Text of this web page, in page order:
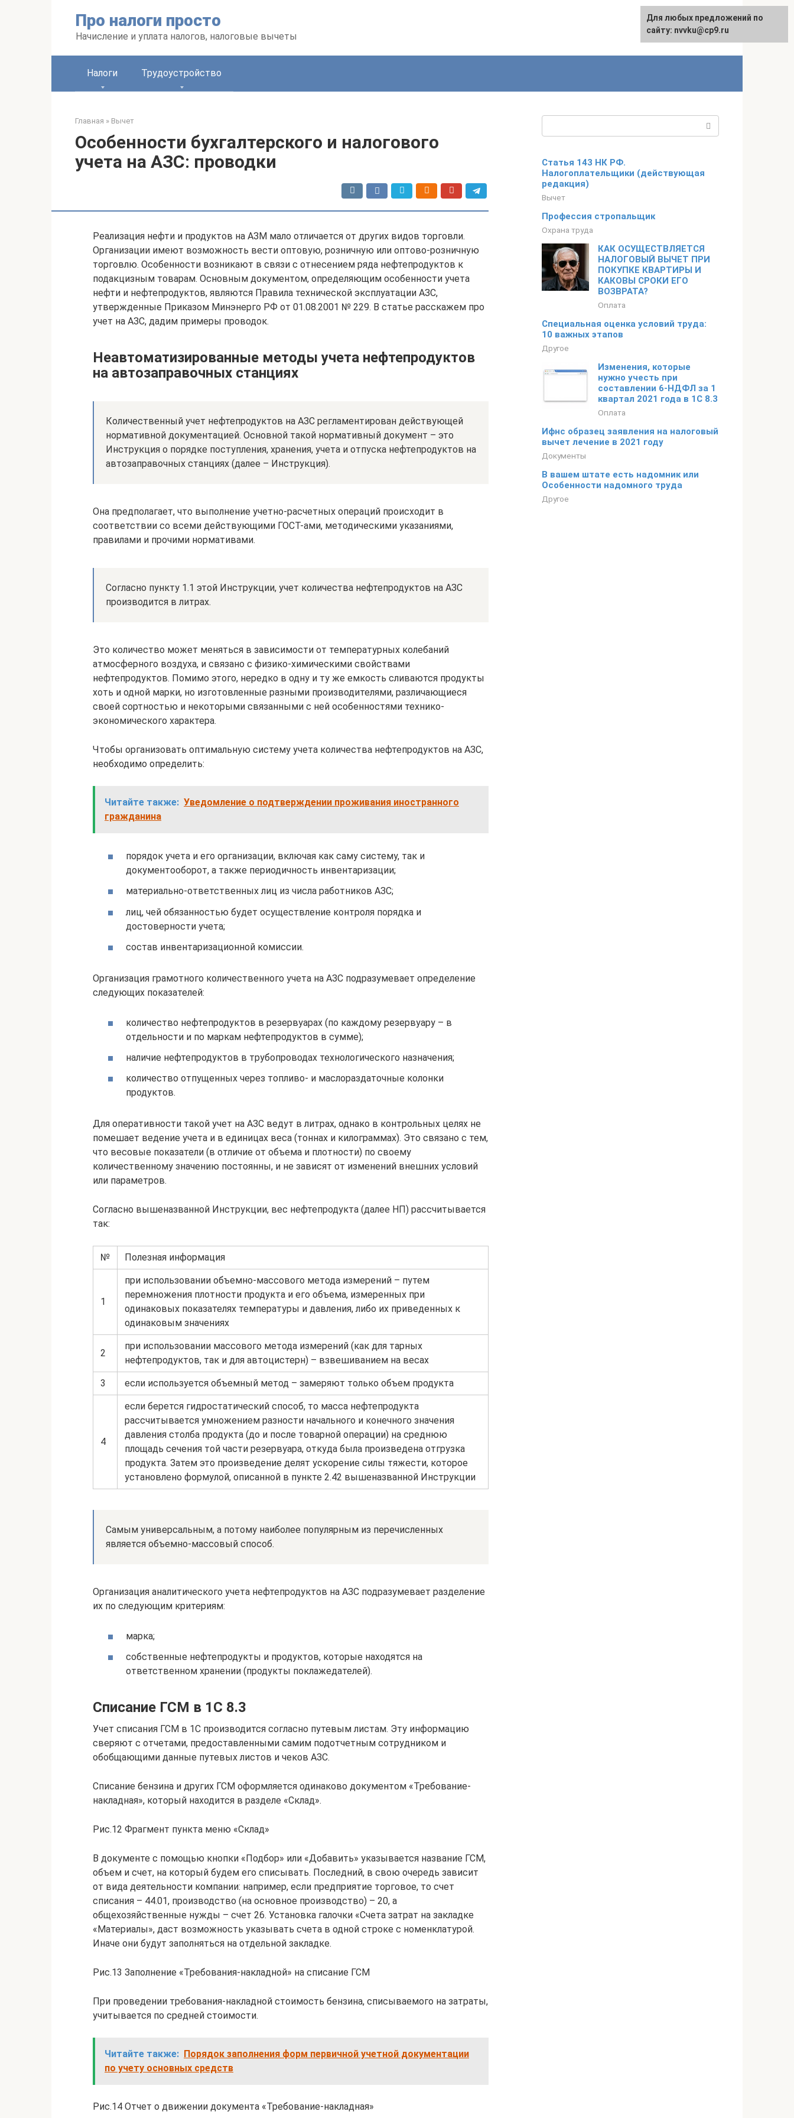
Про налоги просто
Начисление и уплата налогов, налоговые вычеты
English
Налоги Трудоустройство
Главная » Вычет
Особенности бухгалтерского и налогового
учета на АЗС: проводки
Реализация нефти и продуктов на АЗМ мало отличается от других видов торговли.
Организации имеют возможность вести оптовую, розничную или оптово-розничную
торговлю. Особенности возникают в связи с отнесением ряда нефтепродуктов к
подакцизным товарам. Основным документом, определяющим особенности учета
нефти и нефтепродуктов, являются Правила технической эксплуатации АЗС,
утвержденные Приказом Минэнерго РФ от 01.08.2001 № 229. В статье расскажем про
учет на АЗС, дадим примеры проводок.
Неавтоматизированные методы учета нефтепродуктов
на автозаправочных станциях
Количественный учет нефтепродуктов на АЗС регламентирован действующей
нормативной документацией. Основной такой нормативный документ – это
Инструкция о порядке поступления, хранения, учета и отпуска нефтепродуктов на
автозаправочных станциях (далее – Инструкция).
Она предполагает, что выполнение учетно-расчетных операций происходит в
соответствии со всеми действующими ГОСТ-ами, методическими указаниями,
правилами и прочими нормативами.
Согласно пункту 1.1 этой Инструкции, учет количества нефтепродуктов на АЗС
производится в литрах.
Это количество может меняться в зависимости от температурных колебаний
атмосферного воздуха, и связано с физико-химическими свойствами
нефтепродуктов. Помимо этого, нередко в одну и ту же емкость сливаются продукты
хоть и одной марки, но изготовленные разными производителями, различающиеся
своей сортностью и некоторыми связанными с ней особенностями технико-
экономического характера.
Чтобы организовать оптимальную систему учета количества нефтепродуктов на АЗС,
необходимо определить:
Читайте также: Уведомление о подтверждении проживания иностранного
гражданина
порядок учета и его организации, включая как саму систему, так и
документооборот, а также периодичность инвентаризации;
материально-ответственных лиц из числа работников АЗС;
лиц, чей обязанностью будет осуществление контроля порядка и
достоверности учета;
состав инвентаризационной комиссии.
Организация грамотного количественного учета на АЗС подразумевает определение
следующих показателей:
количество нефтепродуктов в резервуарах (по каждому резервуару – в
отдельности и по маркам нефтепродуктов в сумме);
наличие нефтепродуктов в трубопроводах технологического назначения;
количество отпущенных через топливо- и маслораздаточные колонки
продуктов.
Для оперативности такой учет на АЗС ведут в литрах, однако в контрольных целях не
помешает ведение учета и в единицах веса (тоннах и килограммах). Это связано с тем,
что весовые показатели (в отличие от объема и плотности) по своему
количественному значению постоянны, и не зависят от изменений внешних условий
или параметров.
Согласно вышеназванной Инструкции, вес нефтепродукта (далее НП) рассчитывается
так:
№ Полезная информация
1
при использовании объемно-массового метода измерений – путем
перемножения плотности продукта и его объема, измеренных при
одинаковых показателях температуры и давления, либо их приведенных к
одинаковым значениях
2
при использовании массового метода измерений (как для тарных
нефтепродуктов, так и для автоцистерн) – взвешиванием на весах
3 если используется объемный метод – замеряют только объем продукта
4
если берется гидростатический способ, то масса нефтепродукта
рассчитывается умножением разности начального и конечного значения
давления столба продукта (до и после товарной операции) на среднюю
площадь сечения той части резервуара, откуда была произведена отгрузка
продукта. Затем это произведение делят ускорение силы тяжести, которое
установлено формулой, описанной в пункте 2.42 вышеназванной Инструкции
Самым универсальным, а потому наиболее популярным из перечисленных
является объемно-массовый способ.
Организация аналитического учета нефтепродуктов на АЗС подразумевает разделение
их по следующим критериям:
марка;
собственные нефтепродукты и продуктов, которые находятся на
ответственном хранении (продукты поклажедателей).
Списание ГСМ в 1С 8.3
Учет списания ГСМ в 1С производится согласно путевым листам. Эту информацию
сверяют с отчетами, предоставленными самим подотчетным сотрудником и
обобщающими данные путевых листов и чеков АЗС.
Списание бензина и других ГСМ оформляется одинаково документом «Требование-
накладная», который находится в разделе «Склад».
Рис.12 Фрагмент пункта меню «Склад»
В документе с помощью кнопки «Подбор» или «Добавить» указывается название ГСМ,
объем и счет, на который будем его списывать. Последний, в свою очередь зависит
от вида деятельности компании: например, если предприятие торговое, то счет
списания – 44.01, производство (на основное производство) – 20, а
общехозяйственные нужды – счет 26. Установка галочки «Счета затрат на закладке
«Материалы», даст возможность указывать счета в одной строке с номенклатурой.
Иначе они будут заполняться на отдельной закладке.
Рис.13 Заполнение «Требования-накладной» на списание ГСМ
При проведении требования-накладной стоимость бензина, списываемого на затраты,
учитывается по средней стоимости.
Читайте также: Порядок заполнения форм первичной учетной документации
по учету основных средств
Рис.14 Отчет о движении документа «Требование-накладная»
Статья 143 НК РФ.
Налогоплательщики (действующая
редакция)
Вычет
Профессия стропальщик
Охрана труда
КАК ОСУЩЕСТВЛЯЕТСЯ
НАЛОГОВЫЙ ВЫЧЕТ ПРИ
ПОКУПКЕ КВАРТИРЫ И
КАКОВЫ СРОКИ ЕГО
ВОЗВРАТА?
Оплата
Специальная оценка условий труда:
10 важных этапов
Другое
Изменения, которые
нужно учесть при
составлении 6-НДФЛ за 1
квартал 2021 года в 1С 8.3
Оплата
Ифнс образец заявления на налоговый
вычет лечение в 2021 году
Документы
В вашем штате есть надомник или
Особенности надомного труда
Другое
Для любых предложений по
сайту: nvvku@cp9.ru